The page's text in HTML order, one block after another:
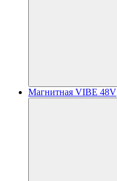
Магнитная VIBE 48V